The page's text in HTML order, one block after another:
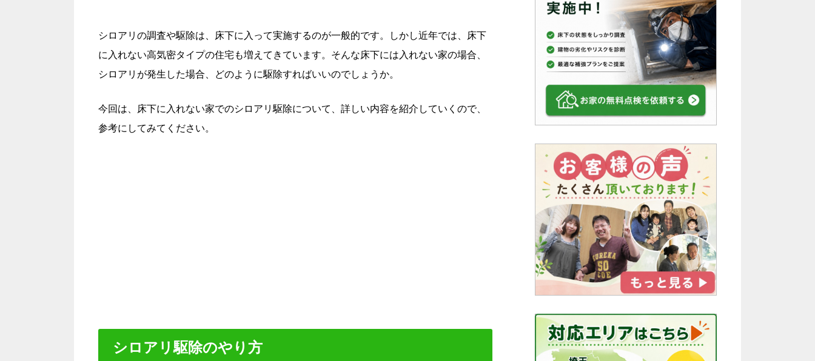
シロアリの調査や駆除は、床下に入って実施するのが一般的です。しかし近年では、床下
に入れない高気密タイプの住宅も増えてきています。そんな床下には入れない家の場合、
シロアリが発生した場合、どのように駆除すればいいのでしょうか。
今回は、床下に入れない家でのシロアリ駆除について、詳しい内容を紹介していくので、
参考にしてみてください。
シロアリ駆除のやり方